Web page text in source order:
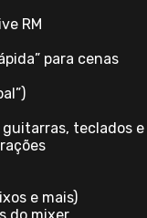
RM
para cenas
teclados
e mais)